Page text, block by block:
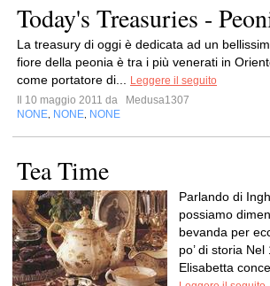
Today's Treasuries -
La treasury di oggi è dedicata ad un
fiore della peonia è tra i più venerati in
come portatore di...
Leggere il seguito
Il 10 maggio 2011 da
Medusa1307
NONE NONE NONE
Tea Time
Parlando di
possiamo
bevanda per
po’ di storia
Elisabetta